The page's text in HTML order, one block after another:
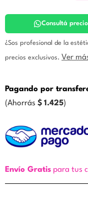
Consultá
¿Sos profesional de la
precios exclusivos. Ver
Pagando por
(Ahorrás $ 1.425)
Envío Gratis para tus